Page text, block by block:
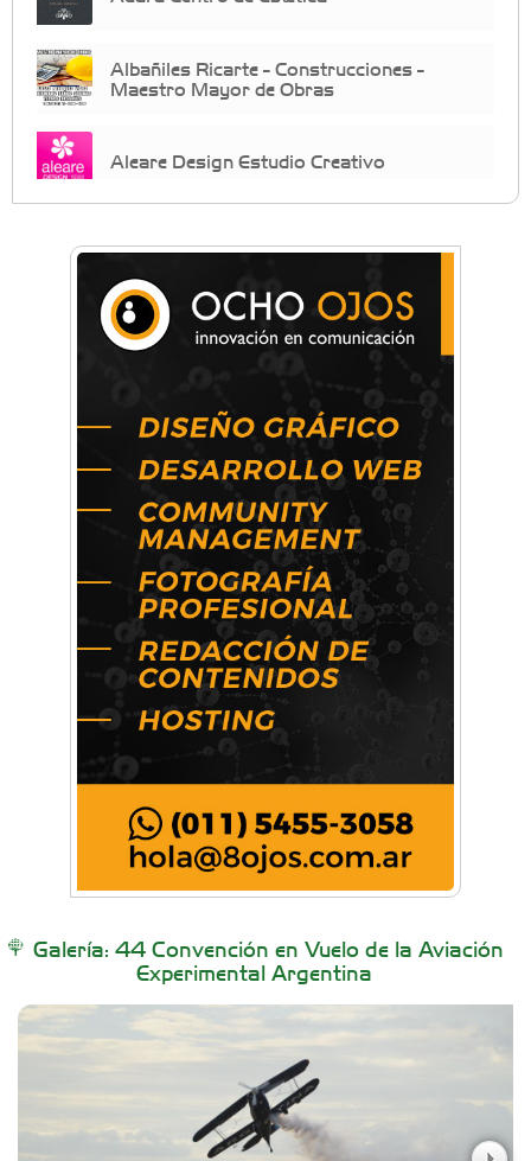
Albañiles Ricarte - Construcciones -
Maestro Mayor de Obras
Aleare Design Estudio Creativo
Almacén Chiche
Anahata: Mindfullness - Psicología -
Bienestar Emocional - Coaching
Arq. Horacio Alejandro Sánchez
Artística ApasionArte
Artística Catalina
Artística Veral
BAIC Ramos Mejía
Brisé Estudio de Danzas
Carniceria y granja El Viejo Peña
Galería: 44 Convención en Vuelo de la Aviación
Experimental Argentina